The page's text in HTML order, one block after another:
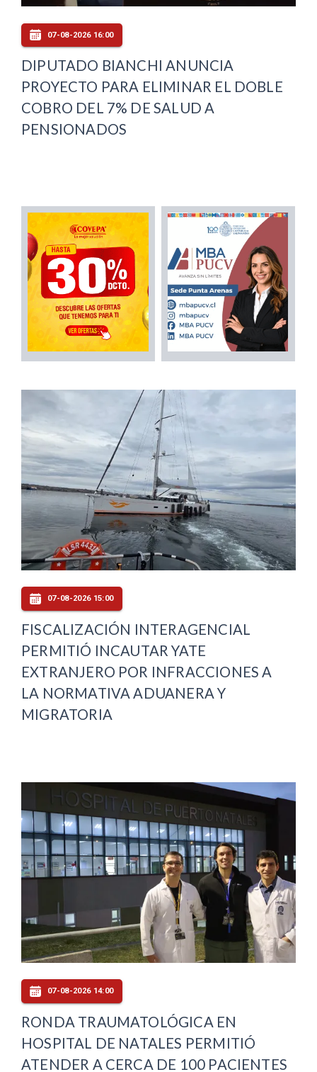
07-08-2026 16:00
DIPUTADO BIANCHI ANUNCIA
PROYECTO PARA ELIMINAR EL DOBLE
COBRO DEL 7% DE SALUD A
PENSIONADOS
07-08-2026 15:00
FISCALIZACIÓN INTERAGENCIAL
PERMITIÓ INCAUTAR YATE
EXTRANJERO POR INFRACCIONES A
LA NORMATIVA ADUANERA Y
MIGRATORIA
07-08-2026 14:00
RONDA TRAUMATOLÓGICA EN
HOSPITAL DE NATALES PERMITIÓ
ATENDER A CERCA DE 100 PACIENTES